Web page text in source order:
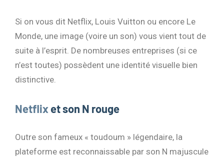
Si on vous dit Netflix, Louis Vuitton ou encore Le
Monde, une image (voire un son) vous vient tout de
suite à l’esprit. De nombreuses entreprises (si ce
n’est toutes) possèdent une identité visuelle bien
distinctive.
Netflixet son N rouge
Outre son fameux « toudoum » légendaire, la
plateforme est reconnaissable par son N majuscule